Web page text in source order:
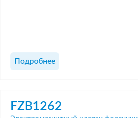
Подробнее
FZB1262